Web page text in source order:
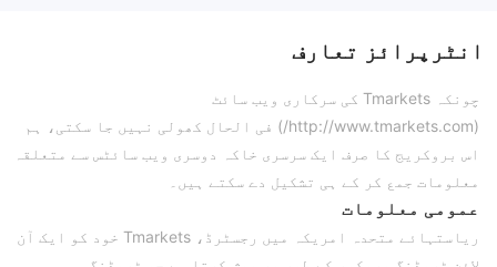
انٹرپرائز تعارف
چونکہ Tmarkets کی سرکاری ویب سائٹ
(http://www.tmarkets.com/) فی الحال کھولی نہیں جا سکتی، ہم
اس بروکریج کا صرف ایک سرسری خاکہ دوسری ویب سائٹس سے متعلقہ
معلومات جمع کر کے ہی تشکیل دے سکتے ہیں۔
عمومی معلومات
ریاستہائے متحدہ امریکہ میں رجسٹرڈ، Tmarkets خود کو ایک آن